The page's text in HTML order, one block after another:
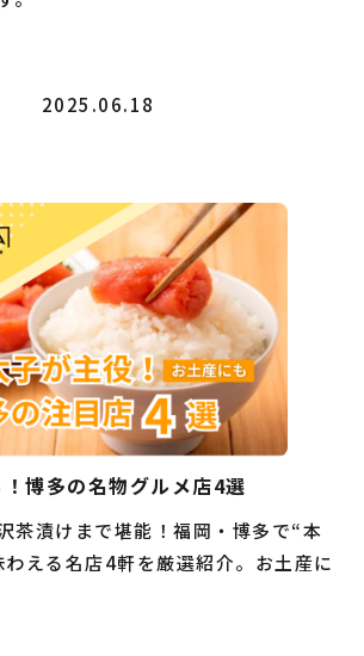
2025.06.18
博多の名物グルメ店4選
茶漬けまで堪能！福岡・博多で“本
える名店4軒を厳選紹介。お土産に